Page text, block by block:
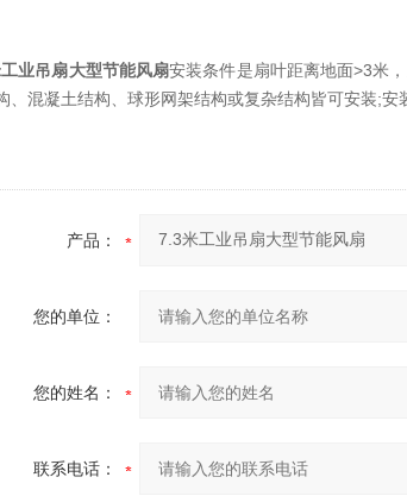
业吊扇大型节能风扇安装条件是扇叶距离地面>3米
、混凝土结构、球形网架结构或复杂结构皆可安装;
产品：
您的单位：
您的姓名：
联系电话：